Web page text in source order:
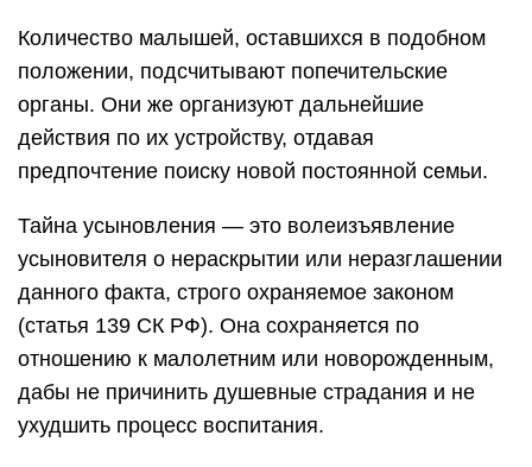
Количество малышей, оставшихся в подобном
положении, подсчитывают попечительские
органы. Они же организуют дальнейшие
действия по их устройству, отдавая
предпочтение поиску новой постоянной семьи.
Тайна усыновления — это волеизъявление
усыновителя о нераскрытии или неразглашении
данного факта, строго охраняемое законом
(статья 139 СК РФ). Она сохраняется по
отношению к малолетним или новорожденным,
дабы не причинить душевные страдания и не
ухудшить процесс воспитания.